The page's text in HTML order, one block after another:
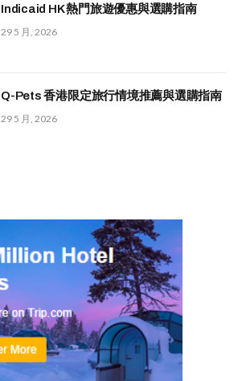
Indicaid HK 熱門旅遊優惠與選購指南
29 5 月, 2026
Q-Pets 香港限定旅行情境推薦與選購指南
29 5 月, 2026